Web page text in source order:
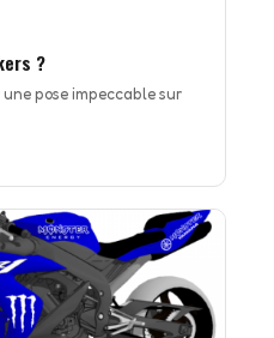
?
pose impeccable sur